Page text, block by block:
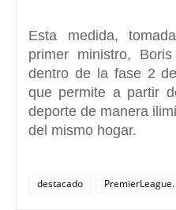
Esta medida,
primer ministro,
dentro de la fase 2
que permite a partir
deporte de manera
del mismo hogar.
destacado PremierLeague.